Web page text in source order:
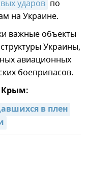
ударов по
на Украине.
важные объекты
Украины,
авиационных
боеприпасов.
Крым:
в плен